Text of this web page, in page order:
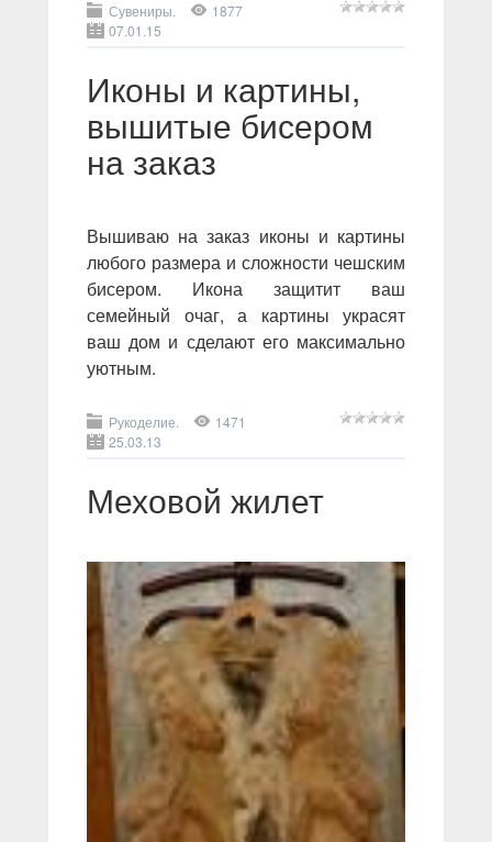
Сувениры.
1877
07.01.15
Иконы и картины,
вышитые бисером
на заказ
Вышиваю на заказ иконы и картины
любого размера и сложности чешским
бисером. Икона защитит ваш
семейный очаг, а картины украсят
ваш дом и сделают его максимально
уютным.
Рукоделие.
1471
25.03.13
Меховой жилет